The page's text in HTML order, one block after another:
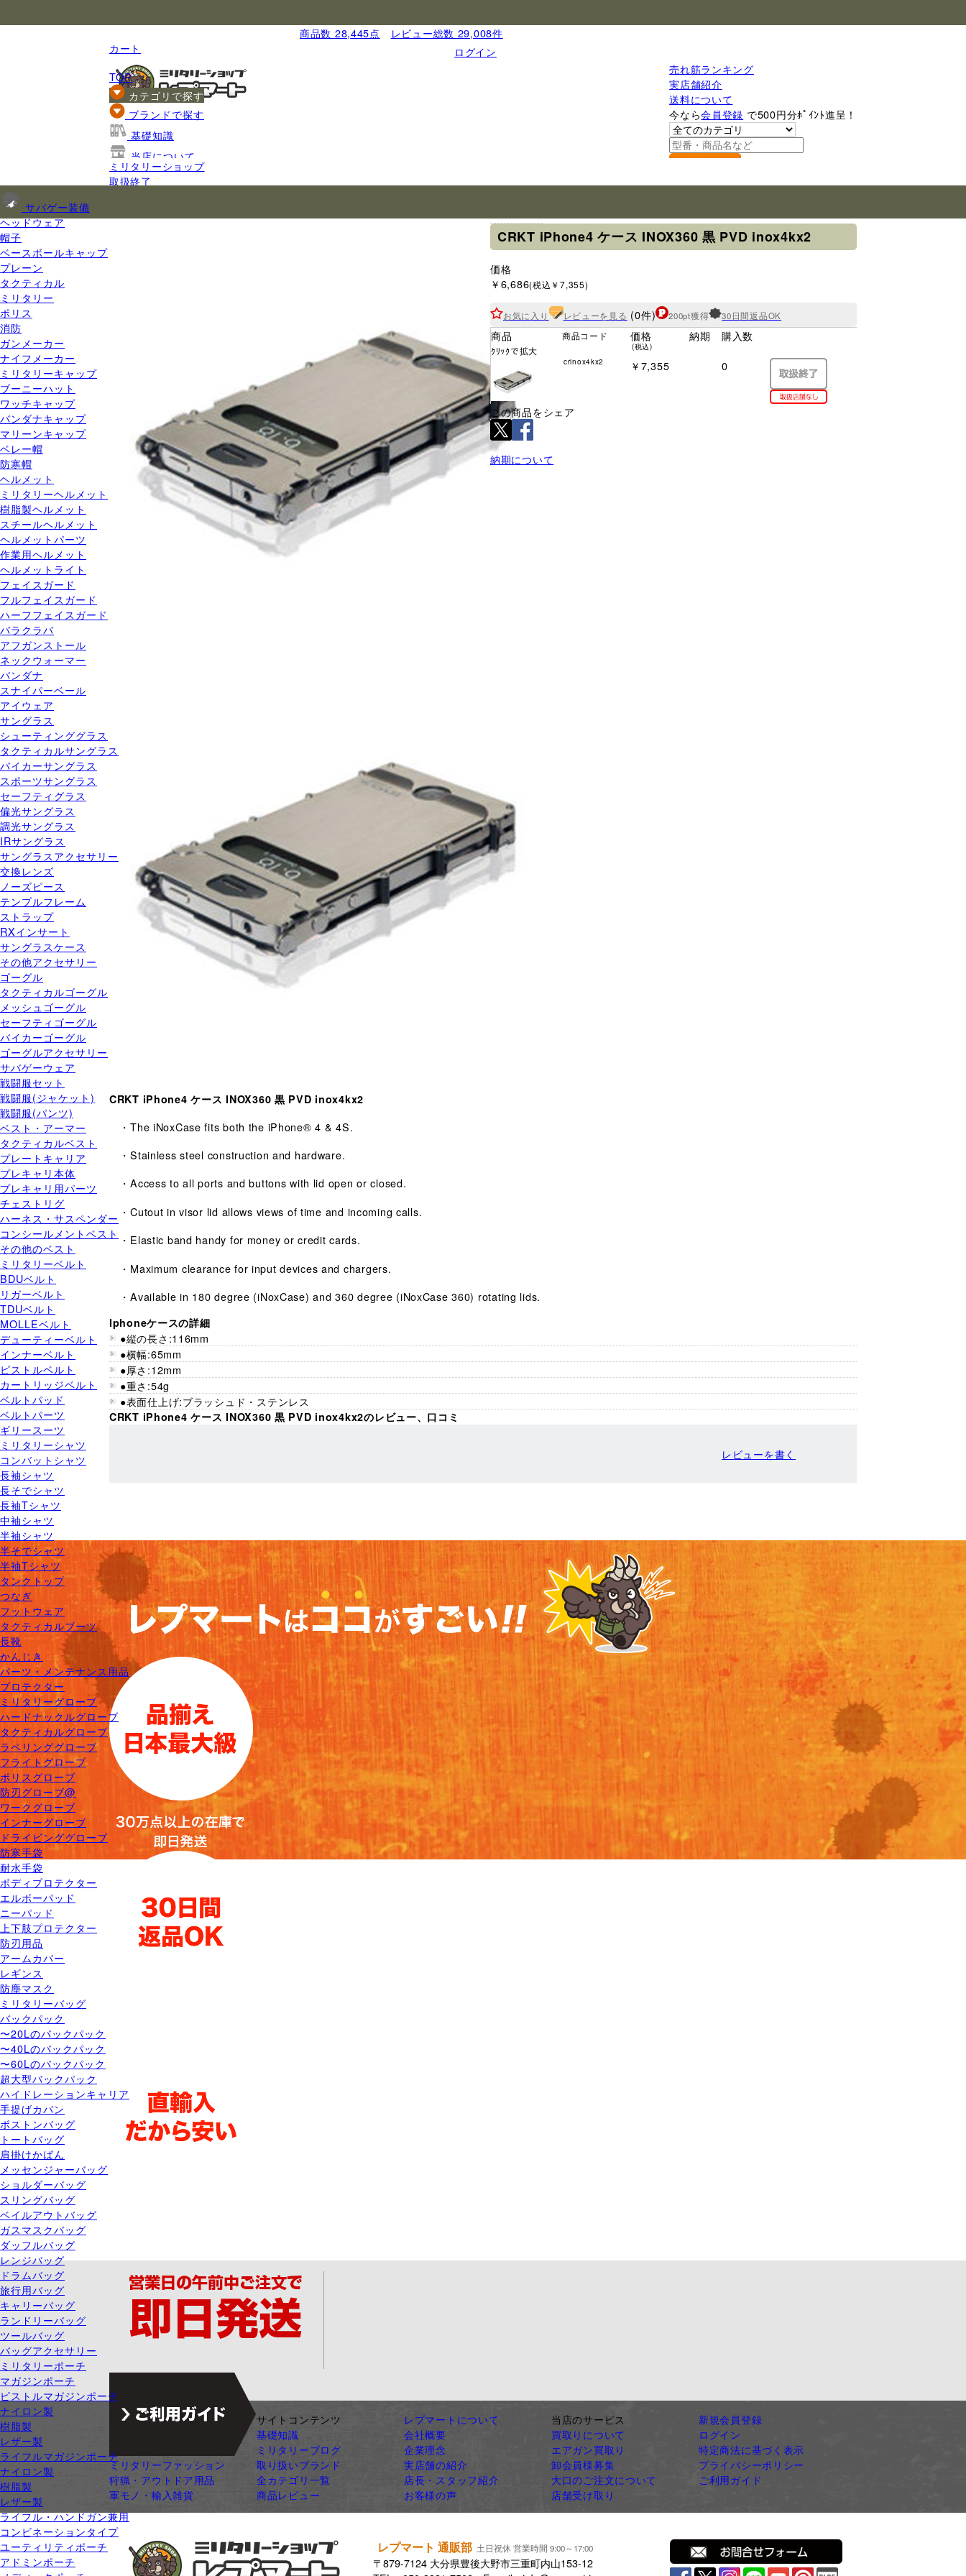
商品数 28,445点
レビュー総数 29,008件
ログイン
カート
売れ筋ランキング
実店舗紹介
送料について
今なら会員登録 で500円分ﾎﾟｲﾝﾄ進呈！
TOP
カテゴリで探す
サバゲー装備
ヘッドウェア
帽子
ベースボールキャップ
プレーン
タクティカル
ミリタリー
ポリス
消防
ガンメーカー
ナイフメーカー
ミリタリーキャップ
ブーニーハット
ワッチキャップ
バンダナキャップ
マリーンキャップ
ベレー帽
防寒帽
ヘルメット
ミリタリーヘルメット
樹脂製ヘルメット
スチールヘルメット
ヘルメットパーツ
作業用ヘルメット
ヘルメットライト
フェイスガード
フルフェイスガード
ハーフフェイスガード
バラクラバ
アフガンストール
ネックウォーマー
バンダナ
スナイパーベール
アイウェア
サングラス
シューティンググラス
タクティカルサングラス
バイカーサングラス
スポーツサングラス
セーフティグラス
偏光サングラス
調光サングラス
IRサングラス
サングラスアクセサリー
交換レンズ
ノーズピース
テンプルフレーム
ストラップ
RXインサート
サングラスケース
その他アクセサリー
ゴーグル
タクティカルゴーグル
メッシュゴーグル
セーフティゴーグル
バイカーゴーグル
ゴーグルアクセサリー
サバゲーウェア
戦闘服セット
戦闘服(ジャケット)
戦闘服(パンツ)
ベスト・アーマー
タクティカルベスト
プレートキャリア
プレキャリ本体
プレキャリ用パーツ
チェストリグ
ハーネス・サスペンダー
コンシールメントベスト
その他のベスト
ミリタリーベルト
BDUベルト
リガーベルト
TDUベルト
MOLLEベルト
デューティーベルト
インナーベルト
ピストルベルト
カートリッジベルト
ベルトパッド
ベルトパーツ
ギリースーツ
ミリタリーシャツ
コンバットシャツ
長袖シャツ
長そでシャツ
長袖Tシャツ
中袖シャツ
半袖シャツ
半そでシャツ
半袖Tシャツ
タンクトップ
つなぎ
フットウェア
タクティカルブーツ
長靴
かんじき
パーツ・メンテナンス用品
プロテクター
ミリタリーグローブ
ハードナックルグローブ
タクティカルグローブ
ラペリンググローブ
フライトグローブ
ポリスグローブ
防刃グローブ@
ワークグローブ
インナーグローブ
ドライビンググローブ
防寒手袋
耐水手袋
ボディプロテクター
エルボーパッド
ニーパッド
上下肢プロテクター
防刃用品
アームカバー
レギンス
防塵マスク
ミリタリーバッグ
バックパック
〜20Lのバックパック
〜40Lのバックパック
〜60Lのバックパック
超大型バックパック
ハイドレーションキャリア
手提げカバン
ボストンバッグ
トートバッグ
肩掛けかばん
メッセンジャーバッグ
ショルダーバッグ
スリングバッグ
ベイルアウトバッグ
ガスマスクバッグ
ダッフルバッグ
レンジバッグ
ドラムバッグ
旅行用バッグ
キャリーバッグ
ランドリーバッグ
ツールバッグ
バッグアクセサリー
ミリタリーポーチ
マガジンポーチ
ピストルマガジンポーチ
ナイロン製
樹脂製
レザー製
ライフルマガジンポーチ
ナイロン製
樹脂製
レザー製
ライフル・ハンドガン兼用
コンビネーションタイプ
ユーティリティポーチ
アドミンポーチ
ブランドで探す
基礎知識
当店について
ご利用ガイド
ミリタリーショップ
取扱終了
CRKT iPhone4 ケース INOX360 黒 PVD inox4kx2
価格
￥6,686(税込￥7,355)
お気に入り レビューを見る (0件) 200pt獲得 30日間返品OK
商品
ｸﾘｯｸで拡大
商品コード 価格
(税込)
納期 購入数
crinox4kx2 ￥7,355 0
この商品をシェア
納期について
CRKT iPhone4 ケース INOX360 黒 PVD inox4kx2
・The iNoxCase fits both the iPhone® 4 & 4S.
・Stainless steel construction and hardware.
・Access to all ports and buttons with lid open or closed.
・Cutout in visor lid allows views of time and incoming calls.
・Elastic band handy for money or credit cards.
・Maximum clearance for input devices and chargers.
・Available in 180 degree (iNoxCase) and 360 degree (iNoxCase 360) rotating lids.
Iphoneケースの詳細
●縦の長さ:116mm
●横幅:65mm
●厚さ:12mm
●重さ:54g
●表面仕上げ:ブラッシュド・ステンレス
CRKT iPhone4 ケース INOX360 黒 PVD inox4kx2のレビュー、口コミ
レビューを書く
ジャンル別カテゴリ
ガン・ガンパーツ
ミリタリーファッション
狩猟・アウトドア用品
軍モノ・輸入雑貨
サイトコンテンツ
基礎知識
ミリタリーブログ
取り扱いブランド
全カテゴリ一覧
商品レビュー
レプマートについて
会社概要
企業理念
実店舗の紹介
店長・スタッフ紹介
お客様の声
当店のサービス
買取りについて
エアガン買取り
卸会員様募集
大口のご注文について
店舗受け取り
新規会員登録
ログイン
特定商法に基づく表示
プライバシーポリシー
ご利用ガイド
レプマート 通販部 土日祝休 営業時間 9:00～17:00
〒879-7124 大分県豊後大野市三重町内山153-12